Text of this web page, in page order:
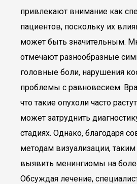
привлекают внимание как
пациентов, поскольку их
может быть значительным.
отмечают разнообразные
головные боли, нарушения
проблемы с равновесием.
что такие опухоли часто
может затруднить
стадиях. Однако, благодаря
методам визуализации,
выявить менингиомы на
Обсуждая лечение,